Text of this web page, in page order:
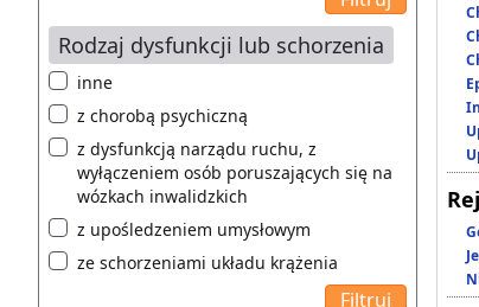
Rodzaj dysfunkcji lub schorzenia
inne
z chorobą psychiczną
z dysfunkcją narządu ruchu, z
wyłączeniem osób poruszających się na
wózkach inwalidzkich
z upośledzeniem umysłowym
ze schorzeniami układu krążenia